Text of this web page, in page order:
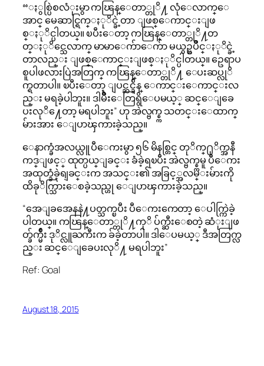
“ႏွစ္ပြဲစလံုးမွာ ကၽြန္ေတာ္တုိ႔ လုံေလာက္ေ
အာင္ မေဆာင္ရြက္ႏုိင္ခဲ့တာ ျဖစ္ေကာင္းျဖ
စ္ႏုိင္ပါတယ္။ ၿပီးေတာ့ ကၽြန္ေတာ္တုိ႔တ
တ္ႏုိင္သေလာက္ မာမာေက်ာေက်ာ မယွဥ္ၿပိဳင္ႏုိင္ခဲ့
တာလည္း ျဖစ္ေကာင္းျဖစ္ႏုိင္ပါတယ္။ ဥေရာပ
စူပါဖလားပြဲအတြက္ ကၽြန္ေတာ္တုိ႔ ေပးဆပ္လုိ
က္ရတာပါ။ ၿပီးေတာ့ ျပင္ဆင္ခ်ိန္ ေကာင္းေကာင္းလ
ည္း မရခဲ့ပါဘူး။ ဒါမ်ိဳးေတြရွိေပမယ့္ ဆင္ေျခေ
ပးလုိ႔ေတာ့ မရပါဘူး” ဟု အဲလ္ဗက္စ္က သတင္းေထာက္
မ်ားအား ေျပာၾကားခဲ့သည္။
ေနာက္ခံအလယ္လူ ပီေကးမွာ ၅၆ မိနစ္တြင္ တုိက္႐ုိက္အနီ
ကဒ္ျဖင့္ ထုတ္ပယ္ျခင္း ခံခဲ့ရၿပီး အဲလ္ဗက္စ္ကမူ ပီေကး
အထုတ္ခံခဲ့ရျခင္းက အသင္း၏ အခြင့္အလမ္းမ်ားကို
ထိခုိက္သြားေစခဲ့သည္ဟု ေျပာၾကားခဲ့သည္။
“အေျခအေနနဲ႔ပတ္သက္ၿပီး ပီေကးကေတာ့ ေပါက္ကြဲခဲ့
ပါတယ္။ ကၽြန္ေတာ္တုိ႔ကုိ ပ်က္ဆီးေစတဲ့ ဆံုးျဖ
တ္ခ်က္မ်ိဳး ဒုိင္လူႀကီးက ခ်ခဲ့တာပါ။ ဒါေပမယ့္ ဒီအတြက္လ
ည္း ဆင္ေျခေပးလုိ႔ မရပါဘူး”
Ref: Goal
August 18, 2015